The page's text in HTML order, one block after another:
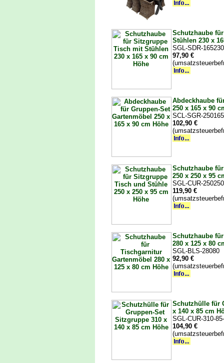
Schutzhaube
Stühlen 230 x
SGL-SDR-165230
97,90 €
Abdeckhaube
250 x 165 x 90
SCL-SGR-250165
102,90 €
Schutzhaube
250 x 250 x 95
SGL-CUR-
119,90 €
Schutzhaube
280 x 125 x 80
SGL-BLS-28080
92,90 €
Schutzhülle für
x 140 x 85 cm
SGL-CUR-310-
104,90 €